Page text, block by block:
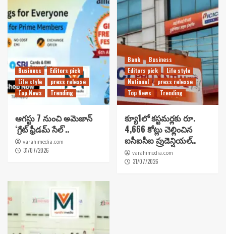
Business
Editors pick
Life style
press release
Top News
Trending
ఆగస్టు 7 నుంచి అమెజాన్
‘గ్రేట్ ఫ్రీడమ్ సేల్’..
varahimedia.com
31/07/2026
Bank
Business
Editors pick
Life style
National
press release
Top News
Trending
క్యూ1లో కస్టమర్లకు రూ.
4,666 కోట్లు చెల్లించిన
ఐసీఐసీఐ ప్రుడెన్షియల్..
varahimedia.com
31/07/2026